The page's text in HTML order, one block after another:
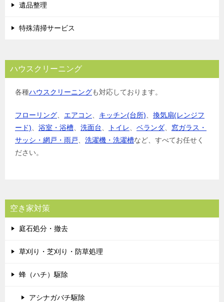
遺品整理
特殊清掃サービス
ハウスクリーニング
各種ハウスクリーニングも対応しております。
フローリング エアコン キッチン(台所)
換気扇(レンジフ
ード)
浴室・浴槽 洗面台 トイレ ベランダ
窓ガラス・
サッシ・網戸・雨戸
洗濯機・洗濯槽など、すべてお任せく
ださい。
空き家対策
庭石処分・撤去
草刈り・芝刈り・防草処理
蜂（ハチ）駆除
アシナガバチ駆除